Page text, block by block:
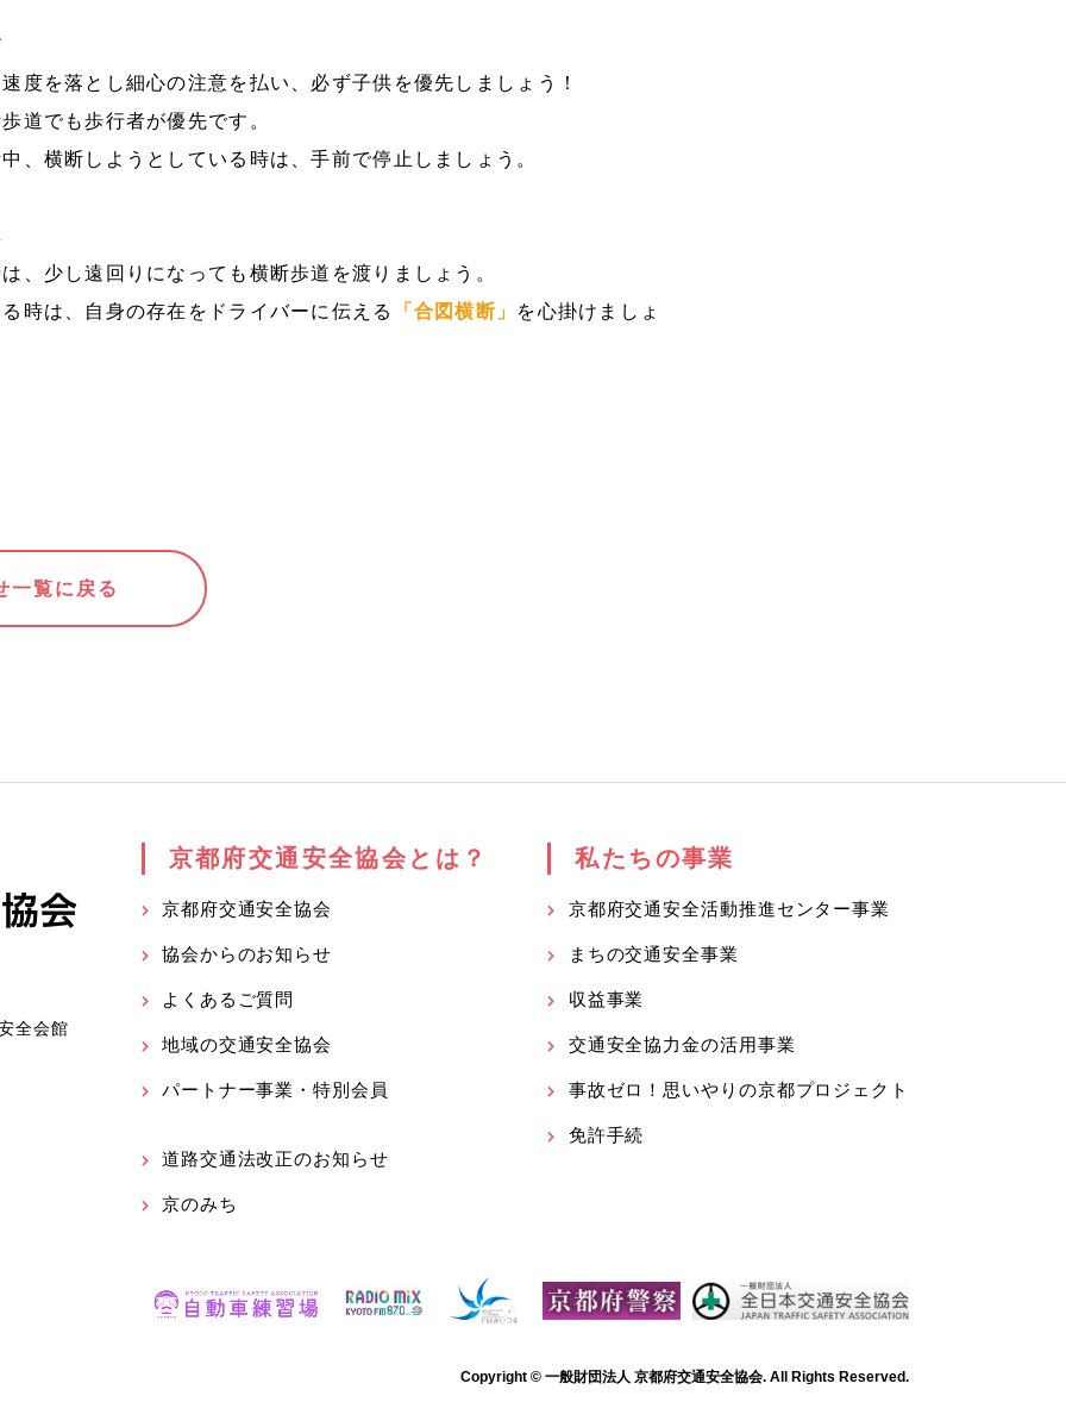
度を落とし細心の注意を払い、必ず子供を優先しましょう！
道でも歩行者が優先です。
、横断しようとしている時は、手前で停止しましょう。
、少し遠回りになっても横断歩道を渡りましょう。
時は、自身の存在をドライバーに伝える
「合図横断」 を心掛けましょ
一覧に戻る
全会館
京都府交通安全協会とは？
京都府交通安全協会
協会からのお知らせ
よくあるご質問
地域の交通安全協会
パートナー事業・特別会員
道路交通法改正のお知らせ
京のみち
私たちの事業
京都府交通安全活動推進センター事業
まちの交通安全事業
収益事業
交通安全協力金の活用事業
事故ゼロ！思いやりの京都プロジェクト
免許手続
Copyright © 一般財団法人 京都府交通安全協会. All Rights Reserved.